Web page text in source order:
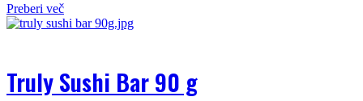
Preberi več
Truly Sushi Bar 90 g